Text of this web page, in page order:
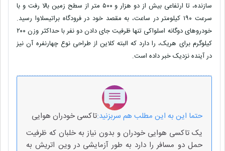
سازنده، تا ارتفاعی بیش از دو هزار و ۵۰۰ متر از سطح زمین بالا رفت و با
سرعت ۱۹۰ کیلومتر در ساعت، به مقصد خود در فرودگاه براتیسلاوا رسید.
خودروهای دوگانه اسلواکی تنها ظرفیت جای دادن دو نفر با حداکثر وزن ۲۰۰
کیلوگرم برای هریک، را دارد که البته کلاین از طراحی نوع چهارنفره آن نیز
در آینده نزدیک خبر داده است.
حتما این به این مطلب هم سربزنید:تاکسی خودران هوایی
یک تاکسی هوایی خودران و بدون نیاز به خلبان که ظرفیت
حمل دو مسافر را دارد به طور آزمایشی در وین اتریش به